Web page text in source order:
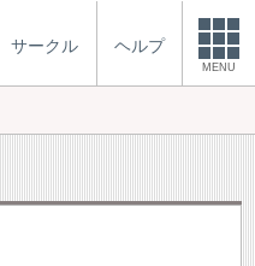
サークル ヘルプ
MENU